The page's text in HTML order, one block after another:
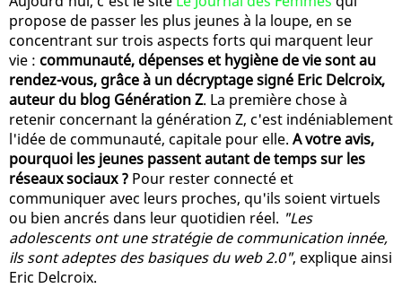
propose de passer les plus jeunes à la loupe, en se
concentrant sur trois aspects forts qui marquent leur
vie : communauté, dépenses et hygiène de vie sont au
rendez-vous, grâce à un décryptage signé Eric Delcroix,
auteur du blog Génération Z. La première chose à
retenir concernant la génération Z, c'est indéniablement
l'idée de communauté, capitale pour elle. A votre avis,
pourquoi les jeunes passent autant de temps sur les
réseaux sociaux ? Pour rester connecté et
communiquer avec leurs proches, qu'ils soient virtuels
ou bien ancrés dans leur quotidien réel. "Les
adolescents ont une stratégie de communication innée,
ils sont adeptes des basiques du web 2.0", explique ainsi
Eric Delcroix.